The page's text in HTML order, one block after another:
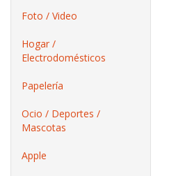
Foto / Video
Hogar /
Electrodomésticos
Papelería
Ocio / Deportes /
Mascotas
Apple